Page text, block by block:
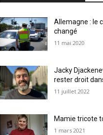
Allemagne : le
changé
11 mai 2020
Jacky
rester droit
11 juillet 2022
Mamie tricote
1 mars 2021